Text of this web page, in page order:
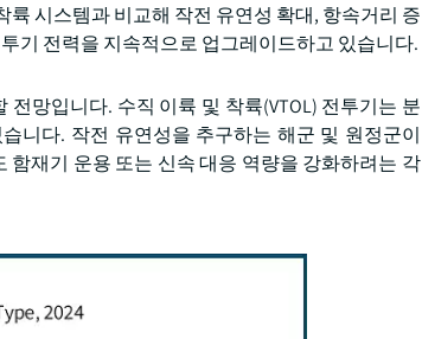
시스템과 비교해 작전 유연성 확대, 항속거리 증
기 전력을 지속적으로 업그레이드하고 있습니다.
전망입니다. 수직 이륙 및 착륙(VTOL) 전투기는 분
니다. 작전 유연성을 추구하는 해군 및 원정군이
함재기 운용 또는 신속 대응 역량을 강화하려는 각